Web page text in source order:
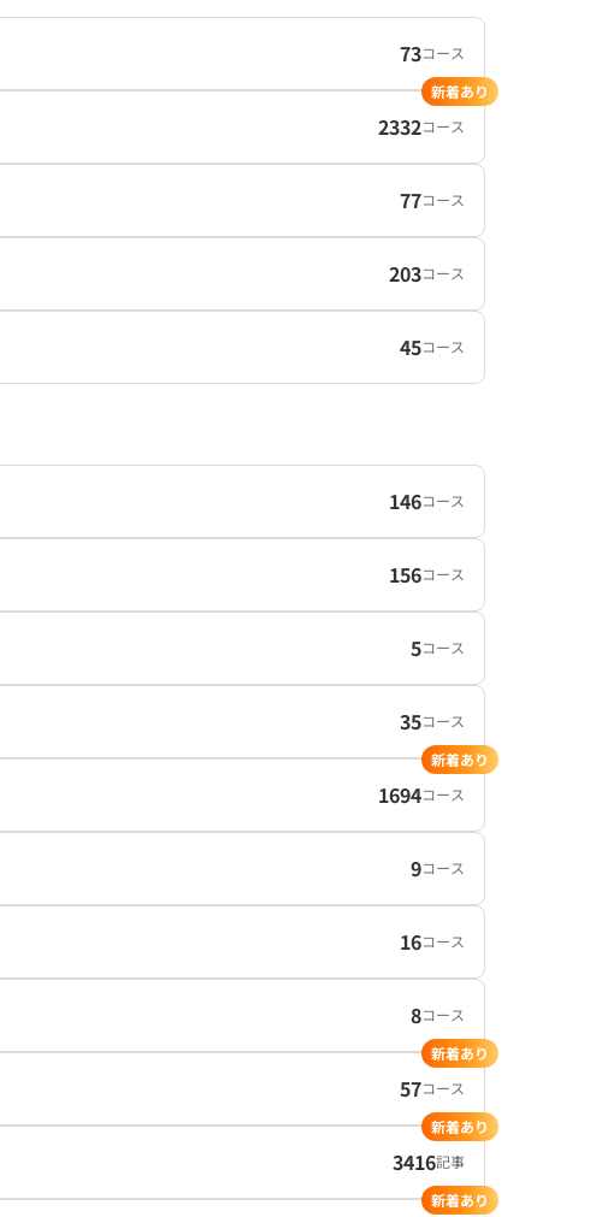
73コース
2332コース
新着あり
77コース
203コース
45コース
146コース
156コース
5コース
35コース
1694コース
新着あり
9コース
16コース
8コース
57コース
新着あり
3416記事
新着あり
新着あり